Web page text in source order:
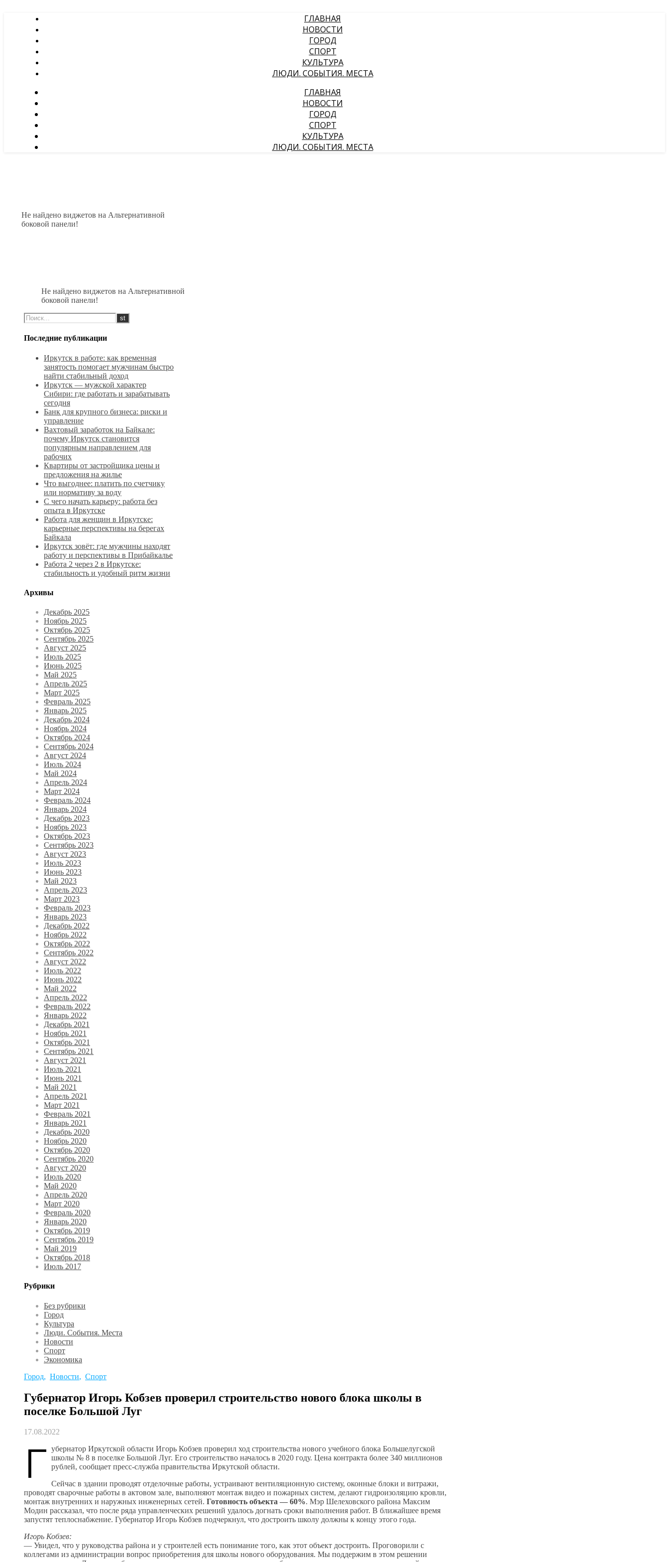
ГЛАВНАЯ
НОВОСТИ
ГОРОД
СПОРТ
КУЛЬТУРА
ЛЮДИ. СОБЫТИЯ. МЕСТА
ГЛАВНАЯ
НОВОСТИ
ГОРОД
СПОРТ
КУЛЬТУРА
ЛЮДИ. СОБЫТИЯ. МЕСТА
Не найдено виджетов на Альтернативной
боковой панели!
Не найдено виджетов на Альтернативной
боковой панели!
Последние публикации
Иркутск в работе: как временная
занятость помогает мужчинам быстро
найти стабильный доход
Иркутск — мужской характер
Сибири: где работать и зарабатывать
сегодня
Банк для крупного бизнеса: риски и
управление
Вахтовый заработок на Байкале:
почему Иркутск становится
популярным направлением для
рабочих
Квартиры от застройщика цены и
предложения на жилье
Что выгоднее: платить по счетчику
или нормативу за воду
С чего начать карьеру: работа без
опыта в Иркутске
Работа для женщин в Иркутске:
карьерные перспективы на берегах
Байкала
Иркутск зовёт: где мужчины находят
работу и перспективы в Прибайкалье
Работа 2 через 2 в Иркутске:
стабильность и удобный ритм жизни
Архивы
Декабрь 2025
Ноябрь 2025
Октябрь 2025
Сентябрь 2025
Август 2025
Июль 2025
Июнь 2025
Май 2025
Апрель 2025
Март 2025
Февраль 2025
Январь 2025
Декабрь 2024
Ноябрь 2024
Октябрь 2024
Сентябрь 2024
Август 2024
Июль 2024
Май 2024
Апрель 2024
Март 2024
Февраль 2024
Январь 2024
Декабрь 2023
Ноябрь 2023
Октябрь 2023
Сентябрь 2023
Август 2023
Июль 2023
Июнь 2023
Май 2023
Апрель 2023
Март 2023
Февраль 2023
Январь 2023
Декабрь 2022
Ноябрь 2022
Октябрь 2022
Сентябрь 2022
Август 2022
Июль 2022
Июнь 2022
Май 2022
Апрель 2022
Февраль 2022
Январь 2022
Декабрь 2021
Ноябрь 2021
Октябрь 2021
Сентябрь 2021
Август 2021
Июль 2021
Июнь 2021
Май 2021
Апрель 2021
Март 2021
Февраль 2021
Январь 2021
Декабрь 2020
Ноябрь 2020
Октябрь 2020
Сентябрь 2020
Август 2020
Июль 2020
Май 2020
Апрель 2020
Март 2020
Февраль 2020
Январь 2020
Октябрь 2019
Сентябрь 2019
Май 2019
Октябрь 2018
Июль 2017
Рубрики
Без рубрики
Город
Культура
Люди. События. Места
Новости
Спорт
Экономика
Город, Новости, Спорт
Губернатор Игорь Кобзев проверил строительство нового блока школы в
поселке Большой Луг
17.08.2022
Г убернатор Иркутской области Игорь Кобзев проверил ход строительства нового учебного блока Большелугской
школы № 8 в поселке Большой Луг. Его строительство началось в 2020 году. Цена контракта более 340 миллионов
рублей, сообщает пресс-служба правительства Иркутской области.
Сейчас в здании проводят отделочные работы, устраивают вентиляционную систему, оконные блоки и витражи,
проводят сварочные работы в актовом зале, выполняют монтаж видео и пожарных систем, делают гидроизоляцию кровли,
монтаж внутренних и наружных инженерных сетей. Готовность объекта — 60%. Мэр Шелеховского района Максим
Модин рассказал, что после ряда управленческих решений удалось догнать сроки выполнения работ. В ближайшее время
запустят теплоснабжение. Губернатор Игорь Кобзев подчеркнул, что достроить школу должны к концу этого года.
Игорь Кобзев:
— Увидел, что у руководства района и у строителей есть понимание того, как этот объект достроить. Проговорили с
коллегами из администрации вопрос приобретения для школы нового оборудования. Мы поддержим в этом решении